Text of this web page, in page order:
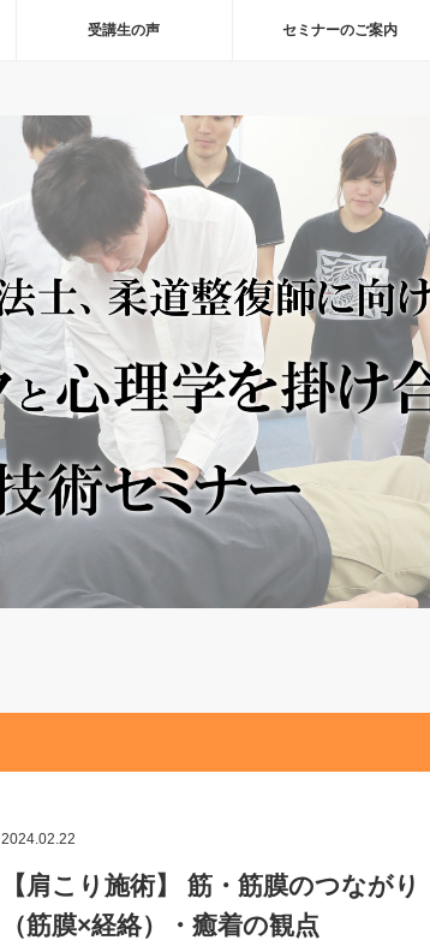
受講生の声 セミナーのご案内
2024.02.22
【肩こり施術】 筋・筋膜のつながり
（筋膜×経絡）・癒着の観点